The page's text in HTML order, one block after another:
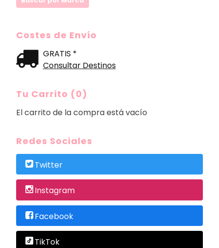
Costes de Envío
GRATIS *
Consultar Destinos
Tu Carrito (0)
El carrito de la compra está vacío
Redes Sociales
Twitter
Instagram
Facebook
TikTok